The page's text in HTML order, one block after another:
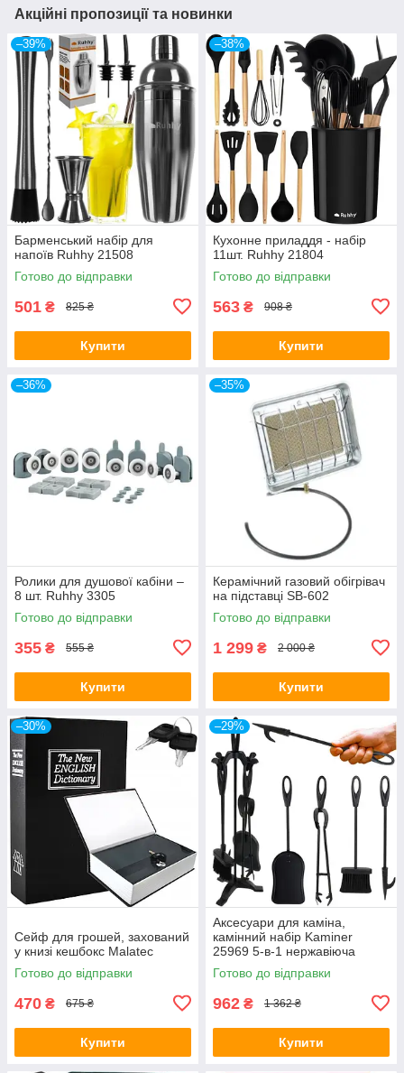
Акційні пропозиції та новинки
–39%
Барменський набір для
напоїв Ruhhy 21508
Готово до відправки
501 ₴ 825 ₴
Купити
–38%
Кухонне приладдя - набір
11шт. Ruhhy 21804
Готово до відправки
563 ₴ 908 ₴
Купити
–36%
Ролики для душової кабіни –
8 шт. Ruhhy 3305
Готово до відправки
355 ₴ 555 ₴
Купити
–35%
Керамічний газовий обігрівач
на підставці SB-602
Готово до відправки
1 299 ₴ 2 000 ₴
Купити
–30%
Сейф для грошей, захований
у книзі кешбокс Malatec
Готово до відправки
470 ₴ 675 ₴
Купити
–29%
Аксесуари для каміна,
камінний набір Kaminer
25969 5-в-1 нержавіюча
сталь чорні
Готово до відправки
962 ₴ 1 362 ₴
Купити